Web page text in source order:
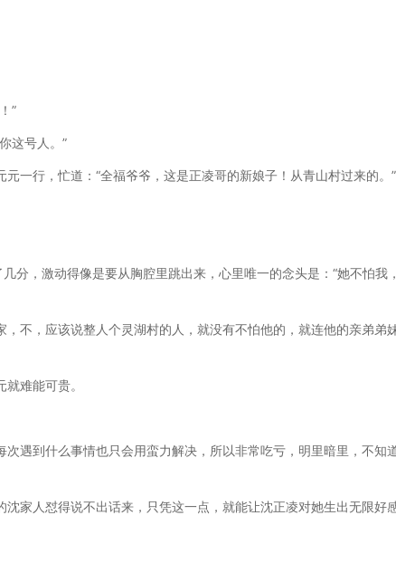
”
这号人。”
一行，忙道：“全福爷爷，这是正凌哥的新娘子！从青山村过来的。”
分，激动得像是要从胸腔里跳出来，心里唯一的念头是：“她不怕我
不，应该说整人个灵湖村的人，就没有不怕他的，就连他的亲弟弟
难能可贵。
遇到什么事情也只会用蛮力解决，所以非常吃亏，明里暗里，不知
家人怼得说不出话来，只凭这一点，就能让沈正凌对她生出无限好